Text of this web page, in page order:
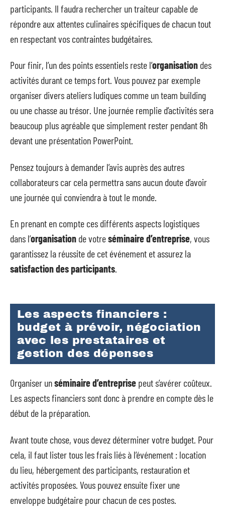
participants. Il faudra rechercher un traiteur capable de
répondre aux attentes culinaires spécifiques de chacun tout
en respectant vos contraintes budgétaires.
Pour finir, l’un des points essentiels reste l’organisation des
activités durant ce temps fort. Vous pouvez par exemple
organiser divers ateliers ludiques comme un team building
ou une chasse au trésor. Une journée remplie d’activités sera
beaucoup plus agréable que simplement rester pendant 8h
devant une présentation PowerPoint.
Pensez toujours à demander l’avis auprès des autres
collaborateurs car cela permettra sans aucun doute d’avoir
une journée qui conviendra à tout le monde.
En prenant en compte ces différents aspects logistiques
dans l’organisation de votreséminaire d’entreprise, vous
garantissez la réussite de cet événement et assurez la
satisfaction des participants.
Les aspects financiers :
budget à prévoir, négociation
avec les prestataires et
gestion des dépenses
Organiser unséminaire d’entreprise peut s’avérer coûteux.
Les aspects financiers sont donc à prendre en compte dès le
début de la préparation.
Avant toute chose, vous devez déterminer votre budget. Pour
cela, il faut lister tous les frais liés à l’événement : location
du lieu, hébergement des participants, restauration et
activités proposées. Vous pouvez ensuite fixer une
enveloppe budgétaire pour chacun de ces postes.